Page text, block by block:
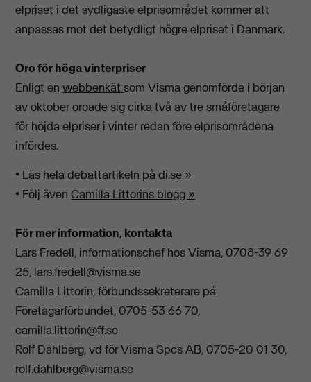
elpriset i det sydligaste elprisområdet kommer att
anpassas mot det betydligt högre elpriset i Danmark.
Oro för höga vinterpriser
Enligt enwebbenkätsom Visma genomförde i början
av oktober oroade sig cirka två av tre småföretagare
för höjda elpriser i vinter redan före elprisområdena
infördes.
• Läs hela debattartikeln på di.se »
• Följ även Camilla Littorins blogg »
För mer information, kontakta
Lars Fredell, informationschef hos Visma, 0708-39 69
25, lars.fredell@visma.se
Camilla Littorin, förbundssekreterare på
Företagarförbundet, 0705-53 66 70,
camilla.littorin@ff.se
Rolf Dahlberg, vd för Visma Spcs AB, 0705-20 01 30,
rolf.dahlberg@visma.se